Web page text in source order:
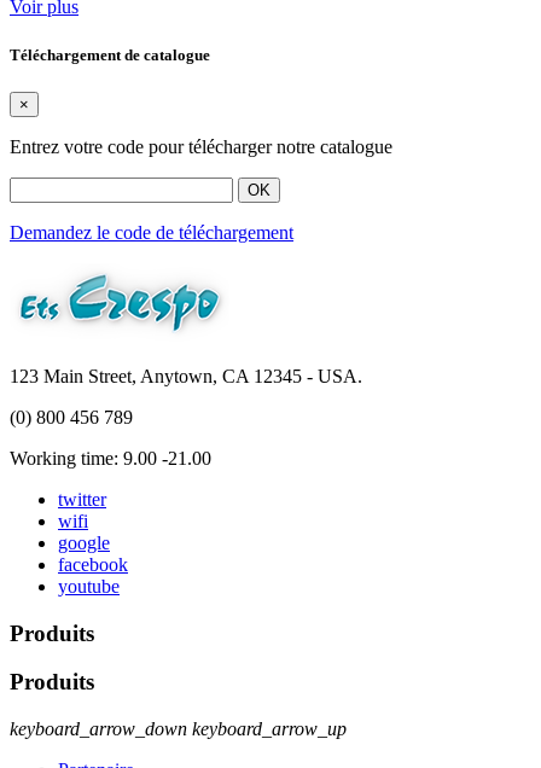
Voir plus
Téléchargement de catalogue
×
Entrez votre code pour télécharger notre catalogue
OK
Demandez le code de téléchargement
123 Main Street, Anytown, CA 12345 - USA.
(0) 800 456 789
Working time: 9.00 -21.00
twitter
wifi
google
facebook
youtube
Produits
Produits
keyboard_arrow_down keyboard_arrow_up